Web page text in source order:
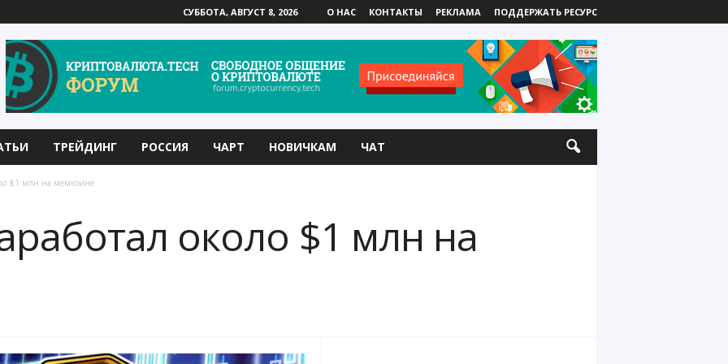
СУББОТА, АВГУСТ 8, 2026 О НАС КОНТАКТЫ РЕКЛАМА ПОДДЕРЖАТЬ РЕСУРС
ТРЕЙДИНГ РОССИЯ ЧАРТ НОВИЧКАМ ЧАТ
$1 млн на мемкоине
около $1 млн на